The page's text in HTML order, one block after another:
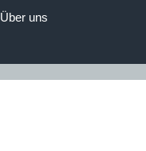
Über uns